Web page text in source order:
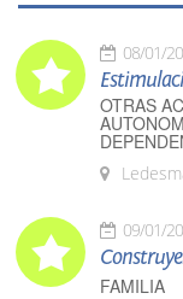
08/01/
OTRAS
09/01/
FAMILIA